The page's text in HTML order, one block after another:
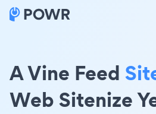
A Vine Feed
Web Sitenize